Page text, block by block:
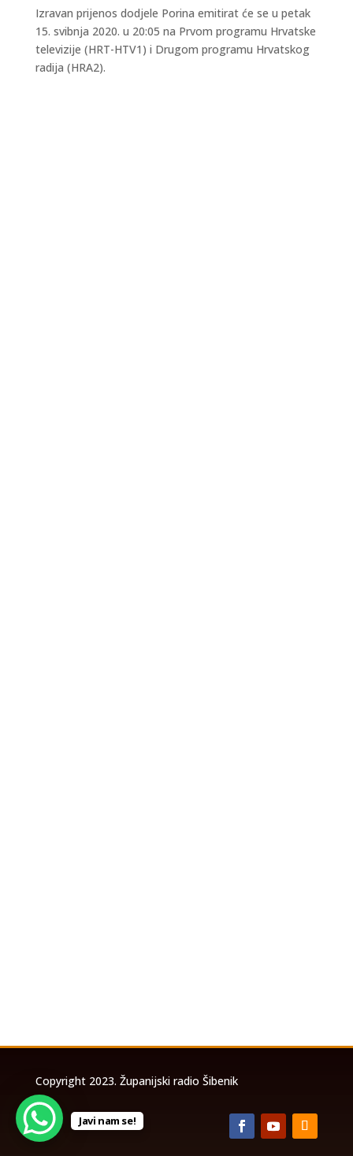
Izravan prijenos dodjele Porina emitirat će se u petak
15. svibnja 2020. u 20:05 na Prvom programu Hrvatske
televizije (HRT-HTV1) i Drugom programu Hrvatskog
radija (HRA2).
Copyright 2023. Županijski radio Šibenik
Javi nam se!